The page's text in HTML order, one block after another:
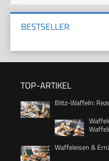
BESTSELLER
TOP-ARTIKEL
Blitz-Waffeln:
Waffeleisen &